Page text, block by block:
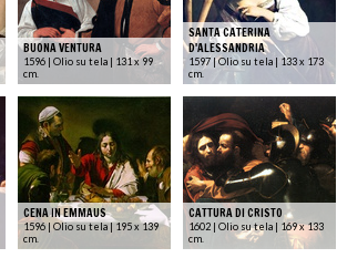
BUONA VENTURA
1596 | Olio su tela | 131 x 99
cm.
SANTA CATERINA
D'ALESSANDRIA
1597 | Olio su tela | 133 x 173
cm.
CENA IN EMMAUS
1596 | Olio su tela | 195 x 139
cm.
CATTURA DI CRISTO
1602 | Olio su tela | 169 x 133
cm.